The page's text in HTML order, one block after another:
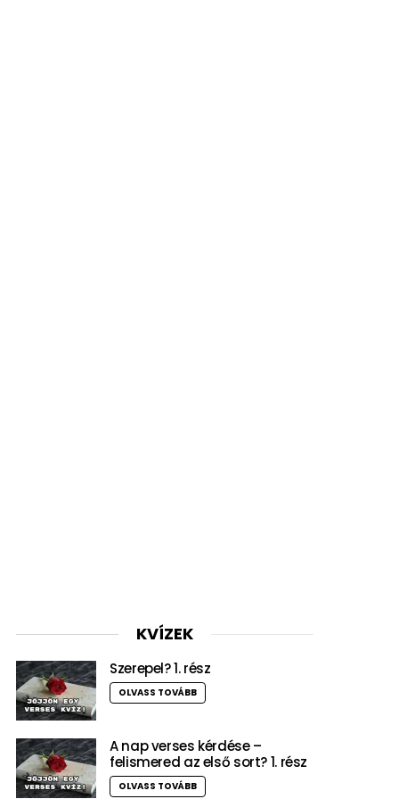
KVÍZEK
Szerepel? 1. rész
OLVASS TOVÁBB
A nap verses kérdése –
felismered az első sort? 1. rész
OLVASS TOVÁBB